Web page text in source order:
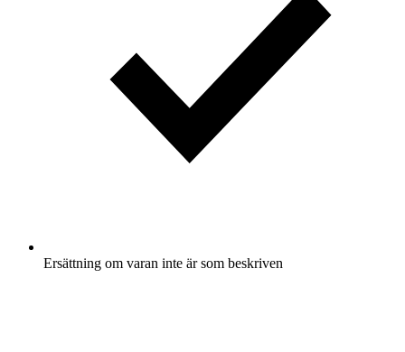
Ersättning om varan inte är som beskriven